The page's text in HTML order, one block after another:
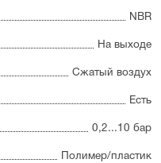
NBR
На выходе
Сжатый воздух
Есть
0,2...10 бар
Полимер/пластик